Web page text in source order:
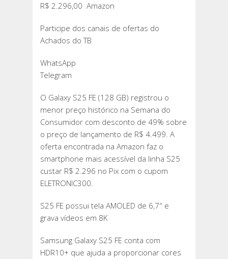
R$ 2.296,00 Amazon
Participe dos canais de ofertas do
Achados do TB
WhatsApp
Telegram
O Galaxy S25 FE (128 GB) registrou o
menor preço histórico na Semana do
Consumidor com desconto de 49% sobre
o preço de lançamento de R$ 4.499. A
oferta encontrada na Amazon faz o
smartphone mais acessível da linha S25
custar R$ 2.296 no Pix com o cupom
ELETRONIC300.
S25 FE possui tela AMOLED de 6,7″ e
grava vídeos em 8K
Samsung Galaxy S25 FE conta com
HDR10+ que ajuda a proporcionar cores